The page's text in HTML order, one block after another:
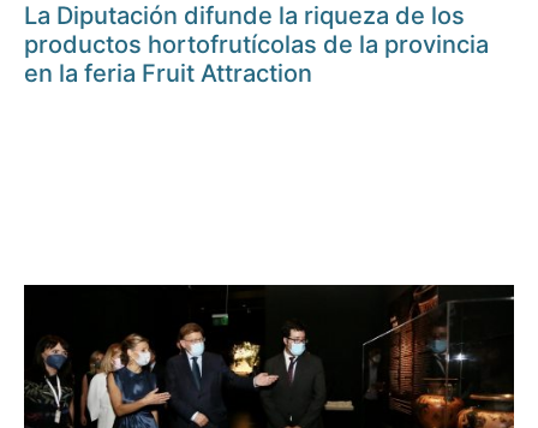
La Diputación difunde la riqueza de los
productos hortofrutícolas de la provincia
en la feria Fruit Attraction